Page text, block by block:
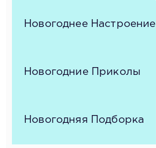
Новогоднее Настроение
Новогодние Приколы
Новогодняя Подборка